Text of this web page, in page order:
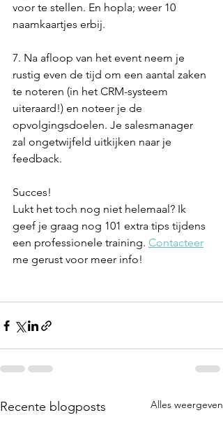
voor te stellen. En hopla; weer 10
naamkaartjes erbij.
7. Na afloop van het event neem je
rustig even de tijd om een aantal zaken
te noteren (in het CRM-systeem
uiteraard!) en noteer je de
opvolgingsdoelen. Je salesmanager
zal ongetwijfeld uitkijken naar je
feedback.
Succes!
Lukt het toch nog niet helemaal? Ik
geef je graag nog 101 extra tips tijdens
een professionele training. Contacteer
me gerust voor meer info!
Recente blogposts Alles weergeven